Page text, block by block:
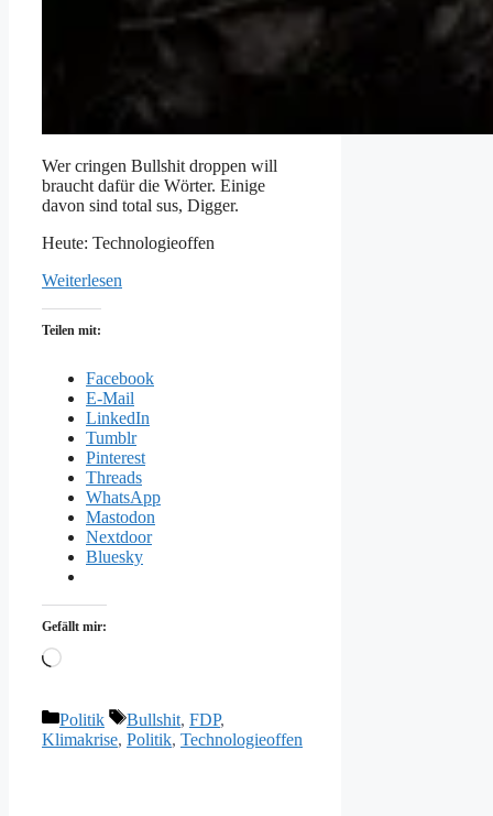
Wer cringen Bullshit droppen will
braucht dafür die Wörter. Einige
davon sind total sus, Digger.
Heute: Technologieoffen
Weiterlesen
Teilen mit:
Facebook
E-Mail
LinkedIn
Tumblr
Pinterest
Threads
WhatsApp
Mastodon
Nextdoor
Bluesky
Gefällt mir:
Wird
Kategorien
Politik Schlagwörter
Bullshit, FDP,
Klimakrise, Politik, Technologieoffen